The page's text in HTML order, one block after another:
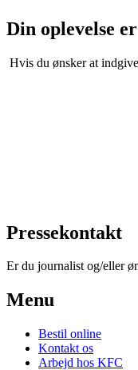
Din oplevelse
Hvis du ønsker at
Pressekontakt
Er du journalist og/eller
Menu
Bestil online
Kontakt os
Arbejd hos KFC